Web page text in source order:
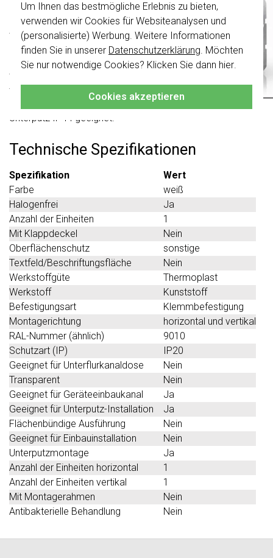
Um Ihnen das bestmögliche Erlebnis zu bieten,
verwenden wir Cookies für Websiteanalysen und
(personalisierte) Werbung. Weitere Informationen
finden Sie in unserer Datenschutzerklärung. Möchten
Sie nur notwendige Cookies? Klicken Sie dann hier.
Cookies akzeptieren
Merkmale:
- Bruchsicher.
Hinweise:
- Auch für Kanalinstallationen geeignet.
- Abdeckrahmen (1- bis 5fach) in Verbindung mit
Dichtungsset auch für die Montage wassergeschützt
Unterputz IP44 geeignet.
Technische Spezifikationen
Spezifikation
Wert
Farbe
weiß
Halogenfrei
Ja
Anzahl der Einheiten
1
Mit Klappdeckel
Nein
Oberflächenschutz
sonstige
Textfeld/Beschriftungsfläche
Nein
Werkstoffgüte
Thermoplast
Werkstoff
Kunststoff
Befestigungsart
Klemmbefestigung
Montagerichtung
horizontal und vertikal
RAL-Nummer (ähnlich)
9010
Schutzart (IP)
IP20
Geeignet für Unterflurkanaldose
Nein
Transparent
Nein
Geeignet für Geräteeinbaukanal
Ja
Geeignet für Unterputz-Installation
Ja
Flächenbündige Ausführung
Nein
Geeignet für Einbauinstallation
Nein
Unterputzmontage
Ja
Anzahl der Einheiten horizontal
1
Anzahl der Einheiten vertikal
1
Mit Montagerahmen
Nein
Antibakterielle Behandlung
Nein
Wichtig: Gira Schalter und
Schalterwippen wurden erneuert. Sie sind
2024 kombinierbar.
Klicken Sie hier
für weitere Informationen,
damit Sie immer das Richtige bestellen.